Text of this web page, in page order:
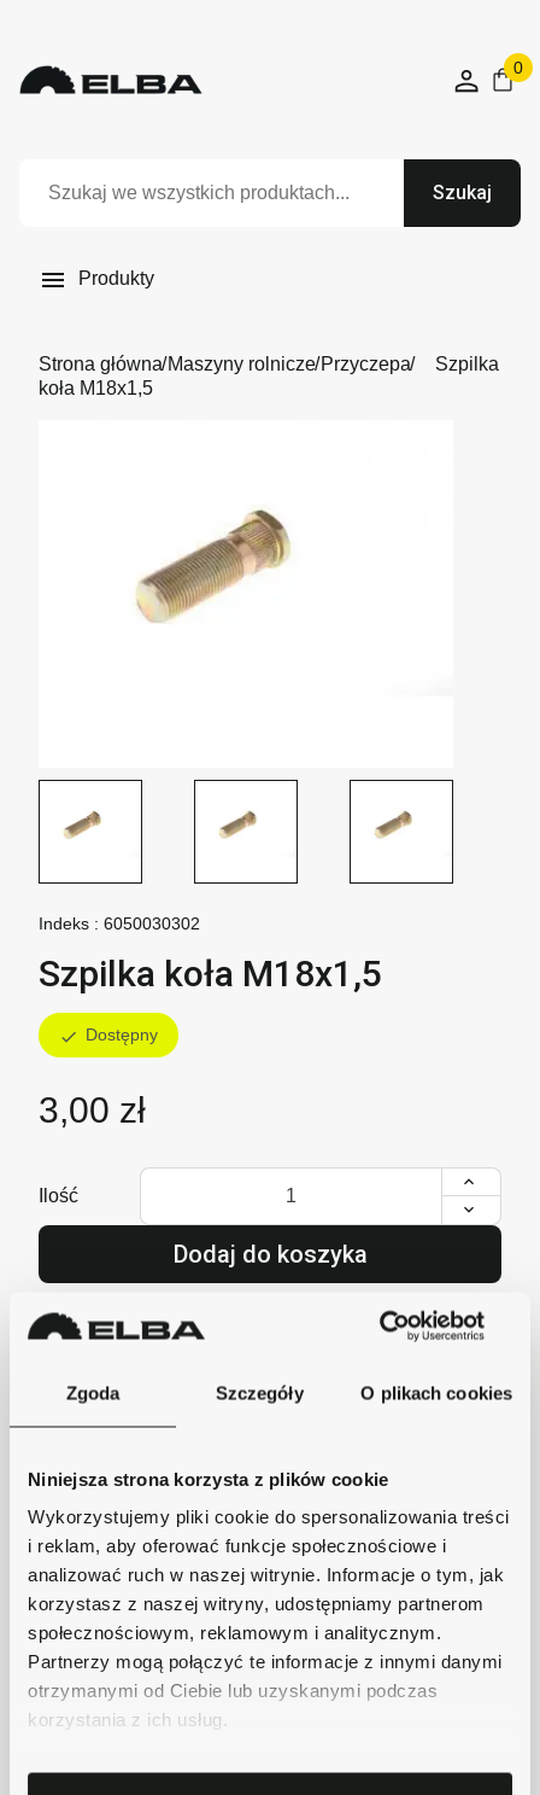
Zgoda Szczegóły O plikach cookies
Niniejsza strona korzysta z plików cookie
Wykorzystujemy pliki cookie do spersonalizowania treści
i reklam, aby oferować funkcje społecznościowe i
analizować ruch w naszej witrynie. Informacje o tym, jak
korzystasz z naszej witryny, udostępniamy partnerom
społecznościowym, reklamowym i analitycznym.
Partnerzy mogą połączyć te informacje z innymi danymi
otrzymanymi od Ciebie lub uzyskanymi podczas
korzystania z ich usług.
0
Szukaj
 Produkty
Strona główna Maszyny rolnicze Przyczepa
Szpilka
koła M18x1,5
Indeks : 6050030302
Szpilka koła M18x1,5
check Dostępny
3,00 zł
Ilość
Dodaj do koszyka
+48 62 733 86 11
Zamówienia wysyłamy w ciągu 1-2 dni, koszt
dostawy już od 18zł.
Bezpieczne płatności
Płatności obsługuje Przelewy24 - największy
operator płatności online w Polsce.
Masz pytania dotyczące produktu?
Zadzwoń do nas 62 733 86 11 lub napisz e-
mail. Chętnie pomożemy!
Krótki opis